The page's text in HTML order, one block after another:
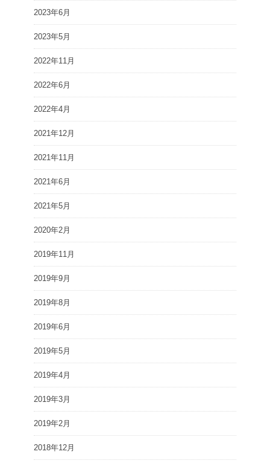
2023年6月
2023年5月
2022年11月
2022年6月
2022年4月
2021年12月
2021年11月
2021年6月
2021年5月
2020年2月
2019年11月
2019年9月
2019年8月
2019年6月
2019年5月
2019年4月
2019年3月
2019年2月
2018年12月